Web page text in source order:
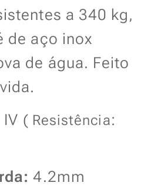
a 340 kg,
de aço inox
de água. Feito
( Resistência:
4.2mm